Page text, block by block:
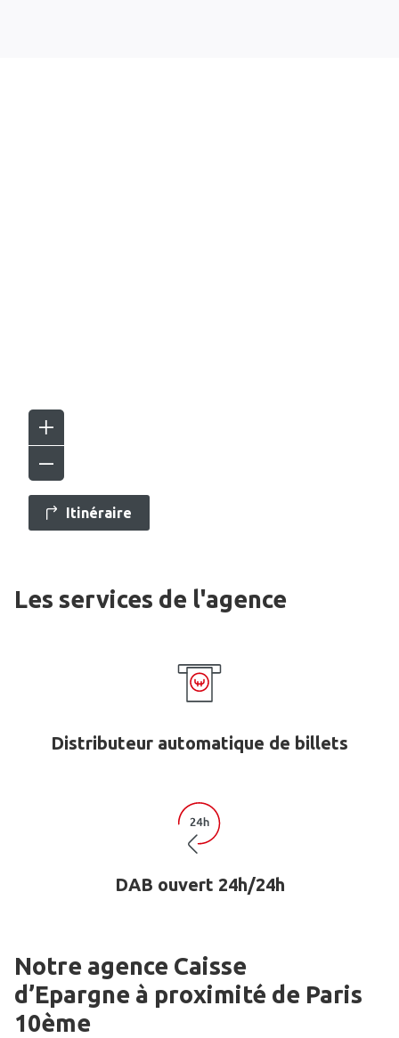
Itinéraire
Les services de l'agence
Distributeur automatique de billets
DAB ouvert 24h/24h
Notre agence Caisse
d’Epargne à proximité de Paris
10ème